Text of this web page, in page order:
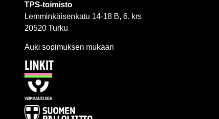
TPS-toimisto
Lemminkäisenkatu 14-18 B, 6. krs
20520 Turku
Auki sopimuksen mukaan
LINKIT